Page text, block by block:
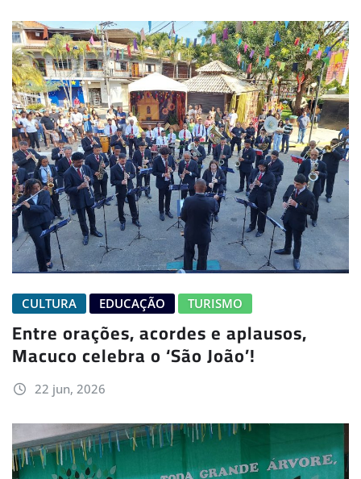
CULTURA EDUCAÇÃO TURISMO
Entre orações, acordes e aplausos,
Macuco celebra o ‘São João’!
22 jun, 2026